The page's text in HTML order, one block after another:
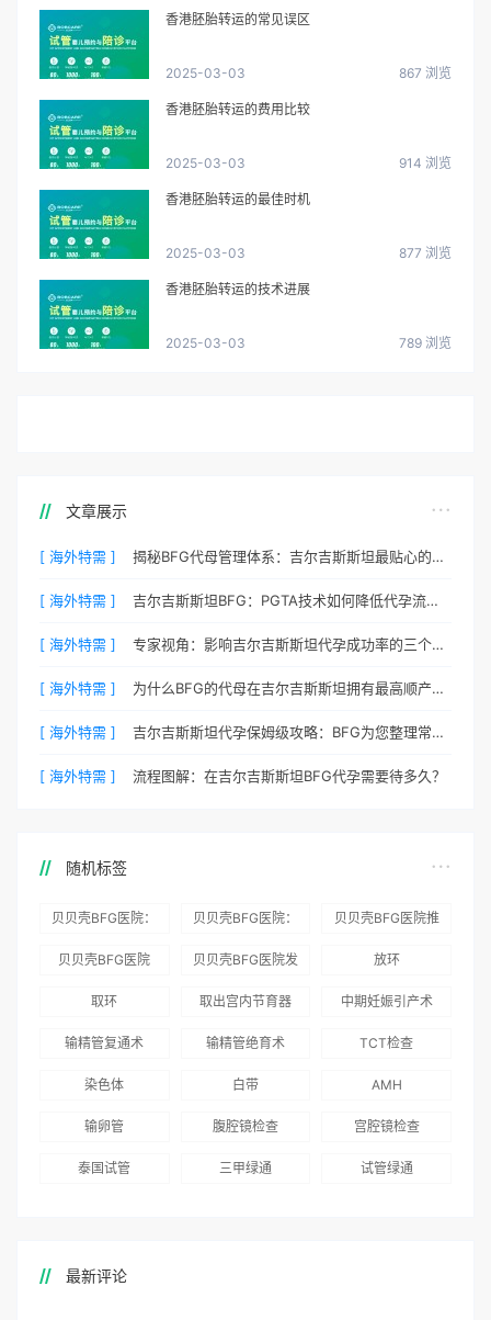
香港胚胎转运的常见误区
2025-03-03 867 浏览
香港胚胎转运的费用比较
2025-03-03 914 浏览
香港胚胎转运的最佳时机
2025-03-03 877 浏览
香港胚胎转运的技术进展
2025-03-03 789 浏览
文章展示
[ 海外特需 ] 揭秘BFG代母管理体系：吉尔吉斯斯坦最贴心的生活照顾
[ 海外特需 ] 吉尔吉斯斯坦BFG：PGTA技术如何降低代孕流产风险？
[ 海外特需 ] 专家视角：影响吉尔吉斯斯坦代孕成功率的三个核心要素
[ 海外特需 ] 为什么BFG的代母在吉尔吉斯斯坦拥有最高顺产率？
[ 海外特需 ] 吉尔吉斯斯坦代孕保姆级攻略：BFG为您整理常见QA
[ 海外特需 ] 流程图解：在吉尔吉斯斯坦BFG代孕需要待多久？
随机标签
贝贝壳BFG医院：
务
贝贝壳BFG医院：
术”和“法律支持”
贝贝壳BFG医院推
贝贝壳BFG医院
贝贝壳BFG医院发
国版）》
放环
取环 取出宫内节育器 中期妊娠引产术
输精管复通术 输精管绝育术 TCT检查
染色体 白带 AMH
输卵管 腹腔镜检查 宫腔镜检查
泰国试管 三甲绿通 试管绿通
最新评论